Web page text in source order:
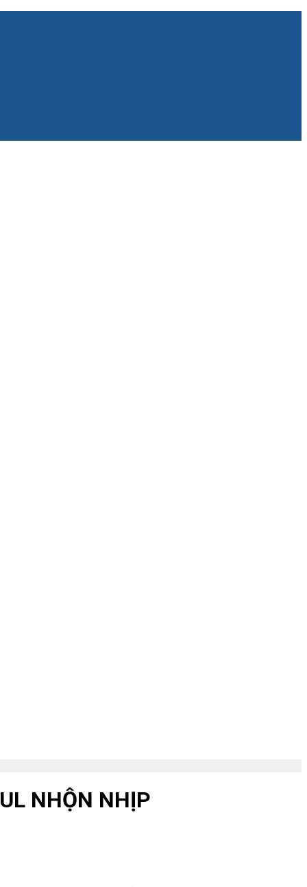
NHỘN NHỊP